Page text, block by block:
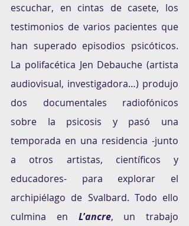
escuchar, en cintas de casete, los
testimonios de varios pacientes que
han superado episodios psicóticos.
La polifacética Jen Debauche (artista
audiovisual, investigadora…) produjo
dos documentales radiofónicos
sobre la psicosis y pasó una
temporada en una residencia -junto
a otros artistas, científicos y
educadores- para explorar el
archipiélago de Svalbard. Todo ello
culmina en L’ancre, un trabajo